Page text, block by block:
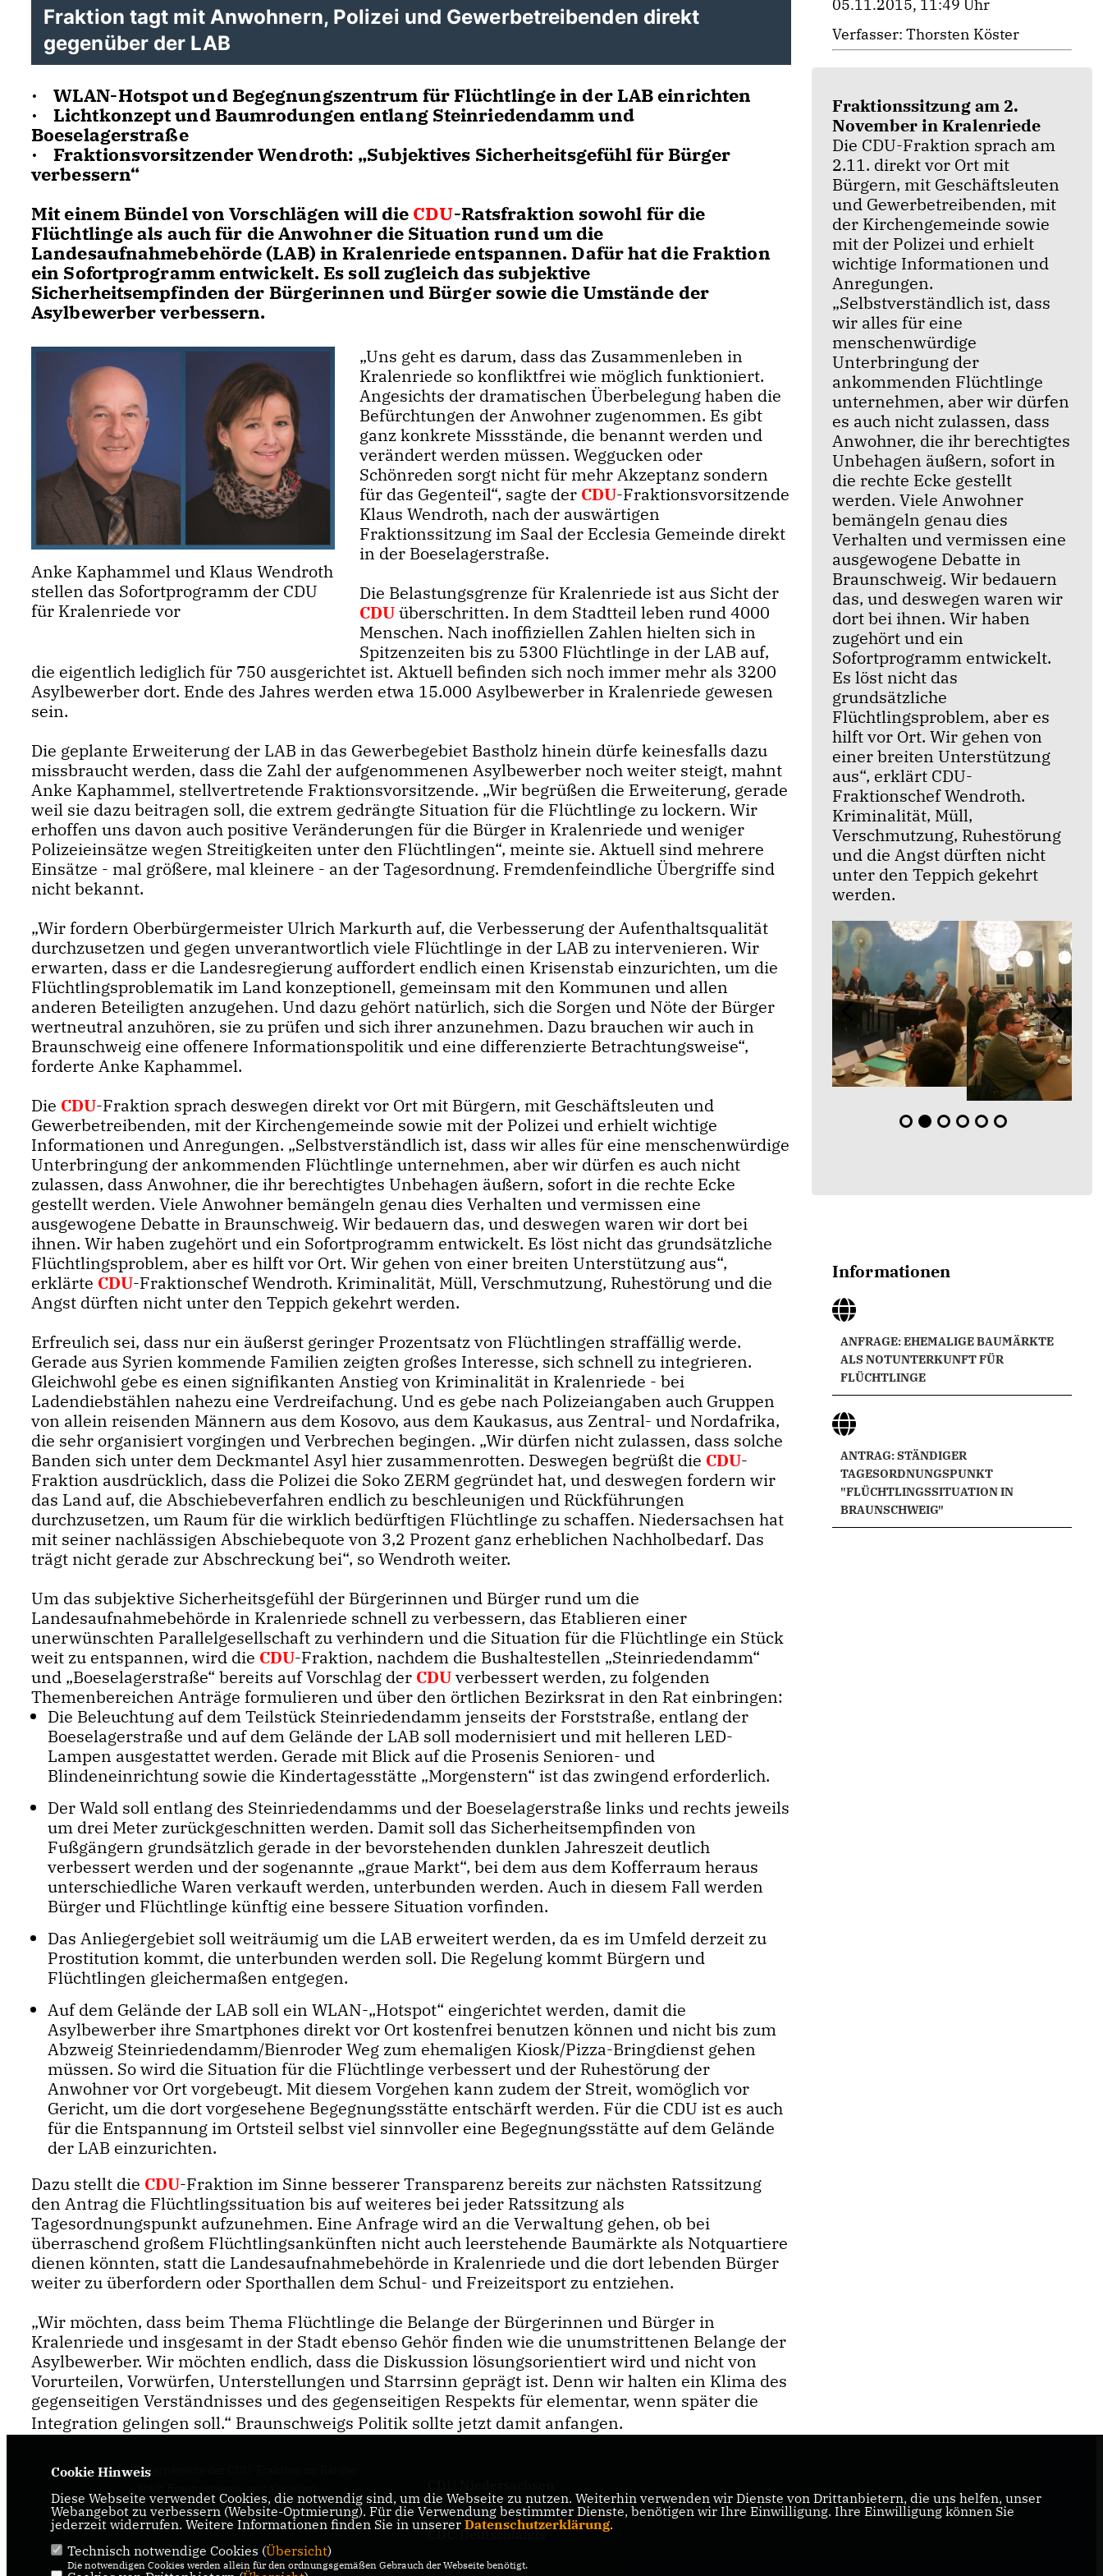
Fraktion tagt mit Anwohnern, Polizei und Gewerbetreibenden direkt
gegenüber der LAB
·
WLAN-Hotspot und Begegnungszentrum für Flüchtlinge in der LAB einrichten
·
Lichtkonzept und Baumrodungen entlang Steinriedendamm und
Boeselagerstraße
·
Fraktionsvorsitzender Wendroth: „Subjektives Sicherheitsgefühl für Bürger
verbessern“
Mit einem Bündel von Vorschlägen will die CDU-Ratsfraktion sowohl für die
Flüchtlinge als auch für die Anwohner die Situation rund um die
Landesaufnahmebehörde (LAB) in Kralenriede entspannen. Dafür hat die Fraktion
ein Sofortprogramm entwickelt. Es soll zugleich das subjektive
Sicherheitsempfinden der Bürgerinnen und Bürger sowie die Umstände der
Asylbewerber verbessern.
Anke Kaphammel und Klaus Wendroth
stellen das Sofortprogramm der CDU
für Kralenriede vor
Uns geht es darum, dass das Zusammenleben in
Kralenriede so konfliktfrei wie möglich funktioniert.
Angesichts der dramatischen Überbelegung haben die
Befürchtungen der Anwohner zugenommen. Es gibt
ganz konkrete Missstände, die benannt werden und
verändert werden müssen. Weggucken oder
Schönreden sorgt nicht für mehr Akzeptanz sondern
für das Gegenteil“, sagte der CDU-Fraktionsvorsitzende
Klaus Wendroth, nach der auswärtigen
Fraktionssitzung im Saal der Ecclesia Gemeinde direkt
in der Boeselagerstraße.
Die Belastungsgrenze für Kralenriede ist aus Sicht der
CDUüberschritten. In dem Stadtteil leben rund 4000
Menschen. Nach inoffiziellen Zahlen hielten sich in
Spitzenzeiten bis zu 5300 Flüchtlinge in der LAB auf,
die eigentlich lediglich für 750 ausgerichtet ist. Aktuell befinden sich noch immer mehr als 3200
Asylbewerber dort. Ende des Jahres werden etwa 15.000 Asylbewerber in Kralenriede gewesen
sein.
Die geplante Erweiterung der LAB in das Gewerbegebiet Bastholz hinein dürfe keinesfalls dazu
missbraucht werden, dass die Zahl der aufgenommenen Asylbewerber noch weiter steigt, mahnt
Anke Kaphammel, stellvertretende Fraktionsvorsitzende. „Wir begrüßen die Erweiterung, gerade
weil sie dazu beitragen soll, die extrem gedrängte Situation für die Flüchtlinge zu lockern. Wir
erhoffen uns davon auch positive Veränderungen für die Bürger in Kralenriede und weniger
Polizeieinsätze wegen Streitigkeiten unter den Flüchtlingen“, meinte sie. Aktuell sind mehrere
Einsätze - mal größere, mal kleinere - an der Tagesordnung. Fremdenfeindliche Übergriffe sind
nicht bekannt.
Wir fordern Oberbürgermeister Ulrich Markurth auf, die Verbesserung der Aufenthaltsqualität
durchzusetzen und gegen unverantwortlich viele Flüchtlinge in der LAB zu intervenieren. Wir
erwarten, dass er die Landesregierung auffordert endlich einen Krisenstab einzurichten, um die
Flüchtlingsproblematik im Land konzeptionell, gemeinsam mit den Kommunen und allen
anderen Beteiligten anzugehen. Und dazu gehört natürlich, sich die Sorgen und Nöte der Bürger
wertneutral anzuhören, sie zu prüfen und sich ihrer anzunehmen. Dazu brauchen wir auch in
Braunschweig eine offenere Informationspolitik und eine differenzierte Betrachtungsweise“,
forderte Anke Kaphammel.
Die CDU-Fraktion sprach deswegen direkt vor Ort mit Bürgern, mit Geschäftsleuten und
Gewerbetreibenden, mit der Kirchengemeinde sowie mit der Polizei und erhielt wichtige
Informationen und Anregungen. „Selbstverständlich ist, dass wir alles für eine menschenwürdige
Unterbringung der ankommenden Flüchtlinge unternehmen, aber wir dürfen es auch nicht
zulassen, dass Anwohner, die ihr berechtigtes Unbehagen äußern, sofort in die rechte Ecke
gestellt werden. Viele Anwohner bemängeln genau dies Verhalten und vermissen eine
ausgewogene Debatte in Braunschweig. Wir bedauern das, und deswegen waren wir dort bei
ihnen. Wir haben zugehört und ein Sofortprogramm entwickelt. Es löst nicht das grundsätzliche
Flüchtlingsproblem, aber es hilft vor Ort. Wir gehen von einer breiten Unterstützung aus“,
erklärte CDU-Fraktionschef Wendroth. Kriminalität, Müll, Verschmutzung, Ruhestörung und die
Angst dürften nicht unter den Teppich gekehrt werden.
Erfreulich sei, dass nur ein äußerst geringer Prozentsatz von Flüchtlingen straffällig werde.
Gerade aus Syrien kommende Familien zeigten großes Interesse, sich schnell zu integrieren.
Gleichwohl gebe es einen signifikanten Anstieg von Kriminalität in Kralenriede - bei
Ladendiebstählen nahezu eine Verdreifachung. Und es gebe nach Polizeiangaben auch Gruppen
von allein reisenden Männern aus dem Kosovo, aus dem Kaukasus, aus Zentral- und Nordafrika,
die sehr organisiert vorgingen und Verbrechen begingen. „Wir dürfen nicht zulassen, dass solche
Banden sich unter dem Deckmantel Asyl hier zusammenrotten. Deswegen begrüßt die CDU-
Fraktion ausdrücklich, dass die Polizei die Soko ZERM gegründet hat, und deswegen fordern wir
das Land auf, die Abschiebeverfahren endlich zu beschleunigen und Rückführungen
durchzusetzen, um Raum für die wirklich bedürftigen Flüchtlinge zu schaffen. Niedersachsen hat
mit seiner nachlässigen Abschiebequote von 3,2 Prozent ganz erheblichen Nachholbedarf. Das
trägt nicht gerade zur Abschreckung bei“, so Wendroth weiter.
Um das subjektive Sicherheitsgefühl der Bürgerinnen und Bürger rund um die
Landesaufnahmebehörde in Kralenriede schnell zu verbessern, das Etablieren einer
unerwünschten Parallelgesellschaft zu verhindern und die Situation für die Flüchtlinge ein Stück
weit zu entspannen, wird die CDU-Fraktion, nachdem die Bushaltestellen „Steinriedendamm“
und „Boeselagerstraße“ bereits auf Vorschlag der CDUverbessert werden, zu folgenden
Themenbereichen Anträge formulieren und über den örtlichen Bezirksrat in den Rat einbringen:
Die Beleuchtung auf dem Teilstück Steinriedendamm jenseits der Forststraße, entlang der
Boeselagerstraße und auf dem Gelände der LAB soll modernisiert und mit helleren LED-
Lampen ausgestattet werden. Gerade mit Blick auf die Prosenis Senioren- und
Blindeneinrichtung sowie die Kindertagesstätte „Morgenstern“ ist das zwingend erforderlich.
Der Wald soll entlang des Steinriedendamms und der Boeselagerstraße links und rechts jeweils
um drei Meter zurückgeschnitten werden. Damit soll das Sicherheitsempfinden von
Fußgängern grundsätzlich gerade in der bevorstehenden dunklen Jahreszeit deutlich
verbessert werden und der sogenannte „graue Markt“, bei dem aus dem Kofferraum heraus
unterschiedliche Waren verkauft werden, unterbunden werden. Auch in diesem Fall werden
Bürger und Flüchtlinge künftig eine bessere Situation vorfinden.
Das Anliegergebiet soll weiträumig um die LAB erweitert werden, da es im Umfeld derzeit zu
Prostitution kommt, die unterbunden werden soll. Die Regelung kommt Bürgern und
Flüchtlingen gleichermaßen entgegen.
Auf dem Gelände der LAB soll ein WLAN-„Hotspot“ eingerichtet werden, damit die
Asylbewerber ihre Smartphones direkt vor Ort kostenfrei benutzen können und nicht bis zum
Abzweig Steinriedendamm/Bienroder Weg zum ehemaligen Kiosk/Pizza-Bringdienst gehen
müssen. So wird die Situation für die Flüchtlinge verbessert und der Ruhestörung der
Anwohner vor Ort vorgebeugt. Mit diesem Vorgehen kann zudem der Streit, womöglich vor
Gericht, um die dort vorgesehene Begegnungsstätte entschärft werden. Für die CDU ist es auch
für die Entspannung im Ortsteil selbst viel sinnvoller eine Begegnungsstätte auf dem Gelände
der LAB einzurichten.
Dazu stellt die CDU-Fraktion im Sinne besserer Transparenz bereits zur nächsten Ratssitzung
den Antrag die Flüchtlingssituation bis auf weiteres bei jeder Ratssitzung als
Tagesordnungspunkt aufzunehmen. Eine Anfrage wird an die Verwaltung gehen, ob bei
überraschend großem Flüchtlingsankünften nicht auch leerstehende Baumärkte als Notquartiere
dienen könnten, statt die Landesaufnahmebehörde in Kralenriede und die dort lebenden Bürger
weiter zu überfordern oder Sporthallen dem Schul- und Freizeitsport zu entziehen.
Wir möchten, dass beim Thema Flüchtlinge die Belange der Bürgerinnen und Bürger in
Kralenriede und insgesamt in der Stadt ebenso Gehör finden wie die unumstrittenen Belange der
Asylbewerber. Wir möchten endlich, dass die Diskussion lösungsorientiert wird und nicht von
Vorurteilen, Vorwürfen, Unterstellungen und Starrsinn geprägt ist. Denn wir halten ein Klima des
gegenseitigen Verständnisses und des gegenseitigen Respekts für elementar, wenn später die
Integration gelingen soll.“ Braunschweigs Politik sollte jetzt damit anfangen.
05.11.2015, 11:49 Uhr
Verfasser: Thorsten Köster
Fraktionssitzung am 2.
November in Kralenriede
Die CDU-Fraktion sprach am
2.11. direkt vor Ort mit
Bürgern, mit Geschäftsleuten
und Gewerbetreibenden, mit
der Kirchengemeinde sowie
mit der Polizei und erhielt
wichtige Informationen und
Anregungen.
Selbstverständlich ist, dass
wir alles für eine
menschenwürdige
Unterbringung der
ankommenden Flüchtlinge
unternehmen, aber wir dürfen
es auch nicht zulassen, dass
Anwohner, die ihr berechtigtes
Unbehagen äußern, sofort in
die rechte Ecke gestellt
werden. Viele Anwohner
bemängeln genau dies
Verhalten und vermissen eine
ausgewogene Debatte in
Braunschweig. Wir bedauern
das, und deswegen waren wir
dort bei ihnen. Wir haben
zugehört und ein
Sofortprogramm entwickelt.
Es löst nicht das
grundsätzliche
Flüchtlingsproblem, aber es
hilft vor Ort. Wir gehen von
einer breiten Unterstützung
aus“, erklärt CDU-
Fraktionschef Wendroth.
Kriminalität, Müll,
Verschmutzung, Ruhestörung
und die Angst dürften nicht
unter den Teppich gekehrt
werden.
Informationen
ANFRAGE: EHEMALIGE BAUMÄRKTE
ALS NOTUNTERKUNFT FÜR
FLÜCHTLINGE
ANTRAG: STÄNDIGER
TAGESORDNUNGSPUNKT
"FLÜCHTLINGSSITUATION IN
BRAUNSCHWEIG"
Internetseite der CDU-Fraktion im Rat der
Informationen rund um die Kommunalpolitik
in der zweitgrößten Stadt Niedersachsens.
IMPRESSUM
DATENSCHUTZ
CDU Deutschlands
Cookie Hinweis
Diese Webseite verwendet Cookies, die notwendig sind, um die Webseite zu nutzen. Weiterhin verwenden wir Dienste von Drittanbietern, die uns helfen, unser
Webangebot zu verbessern (Website-Optmierung). Für die Verwendung bestimmter Dienste, benötigen wir Ihre Einwilligung. Ihre Einwilligung können Sie
jederzeit widerrufen. Weitere Informationen finden Sie in unserer Datenschutzerklärung.
Technisch notwendige Cookies (Übersicht)
Die notwendigen Cookies werden allein für den ordnungsgemäßen Gebrauch der Webseite benötigt.